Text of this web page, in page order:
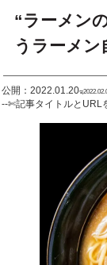
“ラーメン
うラーメン
公開：2022.01.20
--✄記事タイトルと